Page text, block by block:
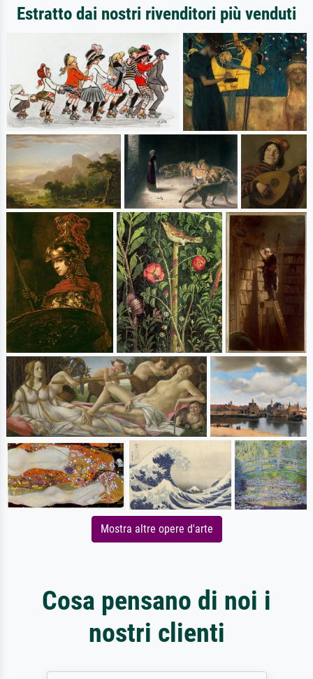
Estratto dai nostri rivenditori più venduti
Mostra altre opere d'arte
Cosa pensano di noi i
nostri clienti